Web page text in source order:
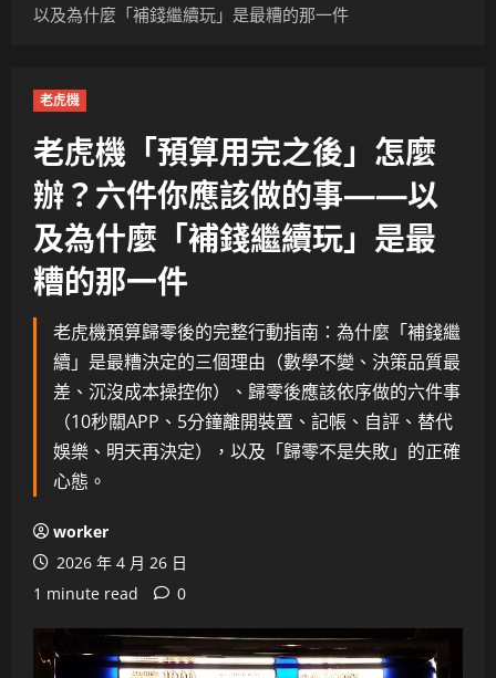
以及為什麼「補錢繼續玩」是最糟的那一件
老虎機
老虎機「預算用完之後」怎麼
辦？六件你應該做的事——以
及為什麼「補錢繼續玩」是最
糟的那一件
老虎機預算歸零後的完整行動指南：為什麼「補錢繼
續」是最糟決定的三個理由（數學不變、決策品質最
差、沉沒成本操控你）、歸零後應該依序做的六件事
（10秒關APP、5分鐘離開裝置、記帳、自評、替代
娛樂、明天再決定），以及「歸零不是失敗」的正確
心態。
worker
2026 年 4 月 26 日
1 minute read
0